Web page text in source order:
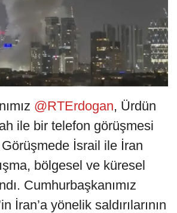
@RTErdogan, Ürdün
ile bir telefon görüşmesi
İsrail ile İran
bölgesel ve küresel
Cumhurbaşkanımız
İran’a yönelik saldırılarının